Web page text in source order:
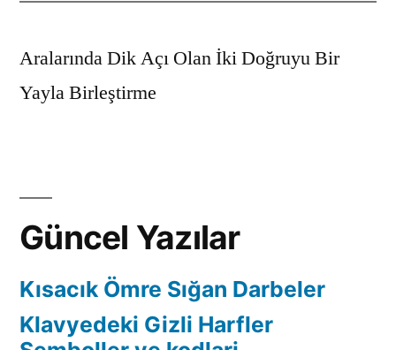
Aralarında Dik Açı Olan İki Doğruyu Bir
Yayla Birleştirme
Güncel Yazılar
Kısacık Ömre Sığan Darbeler
Klavyedeki Gizli Harfler